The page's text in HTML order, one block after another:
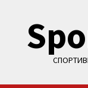
содержимому